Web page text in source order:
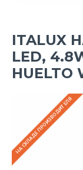
ITALUX
LED,
HUELTO
НА СКЛАДЕ ПРОИЗВОДИТЕЛЯ